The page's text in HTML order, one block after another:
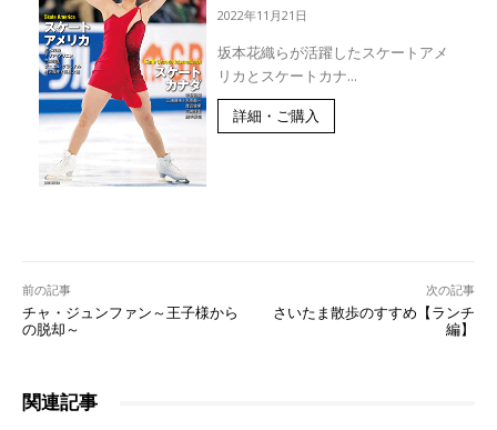
2022年11月21日
坂本花織らが活躍したスケートアメ
リカとスケートカナ...
詳細・ご購入
前の記事
チャ・ジュンファン～王子様から
の脱却～
次の記事
さいたま散歩のすすめ【ランチ
編】
関連記事